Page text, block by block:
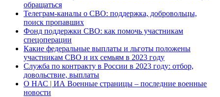
обращаться
Телеграм-каналы о СВО: поддержка, добровольцы,
поиск пропавших
Фонд поддержки СВО: как помочь участникам
спецоперации
Какие федеральные выплаты и льготы положены
участникам СВО и их семьям в 2023 году
Служба по контракту в России в 2023 году: отбор,
довольствие, выплаты
О НАС | ИА Военные страницы – последние военные
новости